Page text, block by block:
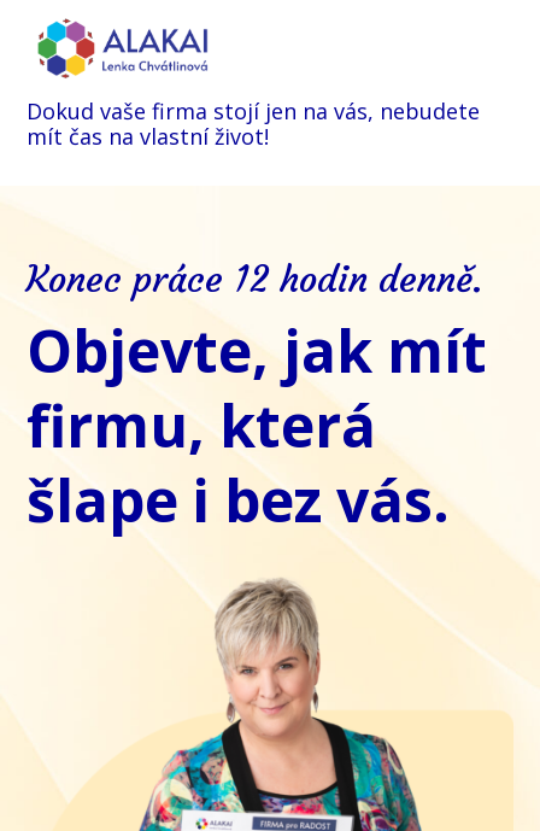
Dokud vaše firma stojí jen na vás, nebudete
mít čas na vlastní život!
Konec práce 12 hodin denně.
Objevte, jak mít
firmu, která
šlape i bez vás.